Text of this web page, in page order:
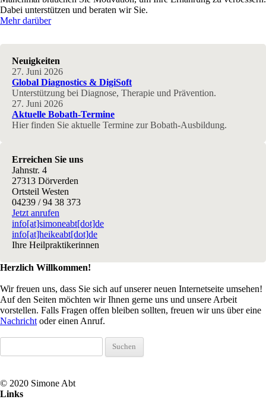
Dabei unterstützen und beraten wir Sie.
Mehr darüber
Neuigkeiten
27. Juni 2026
Global Diagnostics & DigiSoft
Unterstützung bei Diagnose, Therapie und Prävention.
27. Juni 2026
Aktuelle Bobath-Termine
Hier finden Sie aktuelle Termine zur Bobath-Ausbildung.
Erreichen Sie uns
Jahnstr. 4
27313 Dörverden
Ortsteil Westen
04239 / 94 38 373
Jetzt anrufen
info[at]simoneabt[dot]de
info[at]heikeabt[dot]de
Ihre Heilpraktikerinnen
Herzlich Willkommen!
Wir freuen uns, dass Sie sich auf unserer neuen Internetseite umsehen!
Auf den Seiten möchten wir Ihnen gerne uns und unsere Arbeit
vorstellen. Falls Fragen offen bleiben sollten, freuen wir uns über eine
Nachricht oder einen Anruf.
© 2020 Simone Abt
Links